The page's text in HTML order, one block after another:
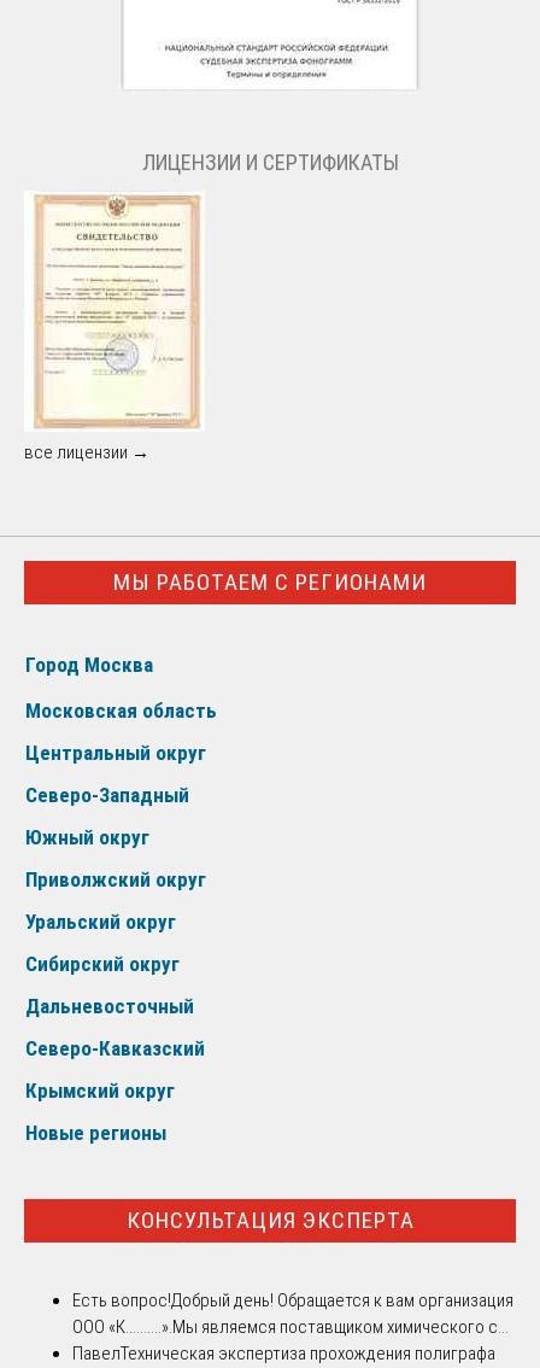
ЛИЦЕНЗИИ И СЕРТИФИКАТЫ
все лицензии →
МЫ РАБОТАЕМ С РЕГИОНАМИ
Город Москва
Московская область
Центральный округ
Северо-Западный
Южный округ
Приволжский округ
Уральский округ
Сибирский округ
Дальневосточный
Северо-Кавказский
Крымский округ
Новые регионы
КОНСУЛЬТАЦИЯ ЭКСПЕРТА
Есть вопрос!Добрый день! Обращается к вам организация
ООО «К..........».Мы являемся поставщиком химического с...
ПавелТехническая экспертиза прохождения полиграфа